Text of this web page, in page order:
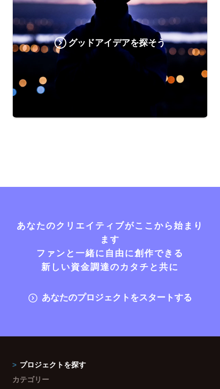
グッドアイデアを探そう
あなたのクリエイティブがここから始まり
ます
ファンと一緒に自由に創作できる
新しい資金調達のカタチと共に
あなたのプロジェクトをスタートする
プロジェクトを探す
カテゴリー